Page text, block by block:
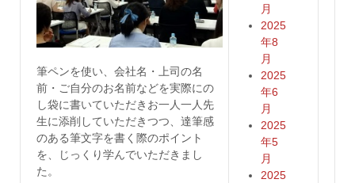
筆ペンを使い、会社名・上司の名
前・ご自分のお名前などを実際にの
し袋に書いていただきお一人一人先
生に添削していただきつつ、達筆感
のある筆文字を書く際のポイント
を、じっくり学んでいただきまし
た。
月
2025
年8
月
2025
年6
月
2025
年5
月
2025